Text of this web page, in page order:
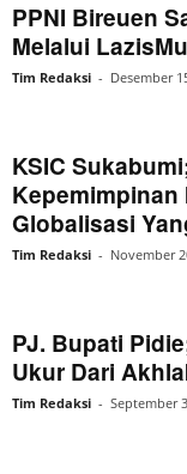
PPNI Bireuen
Melalui LazisMu
Tim Redaksi - Desember
KSIC
Kepemimpinan
Globalisasi
Tim Redaksi - November
PJ. Bupati
Ukur Dari
Tim Redaksi - September